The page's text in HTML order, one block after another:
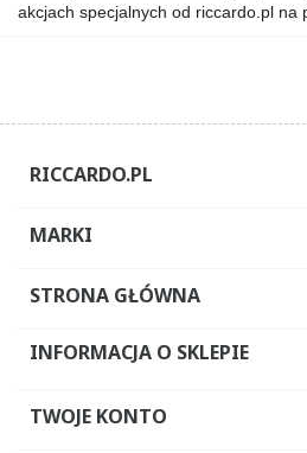
akcjach specjalnych od riccardo.pl na
RICCARDO.PL
MARKI
STRONA GŁÓWNA
INFORMACJA O SKLEPIE
TWOJE KONTO